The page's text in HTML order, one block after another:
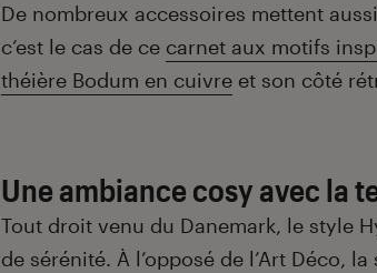
De nombreux accessoires mettent
c’est le cas de ce carnet aux motifs
théière Bodum en cuivre et son côté
Une ambiance cosy avec la
Tout droit venu du Danemark, le style
de sérénité. À l’opposé de l’Art Déco,